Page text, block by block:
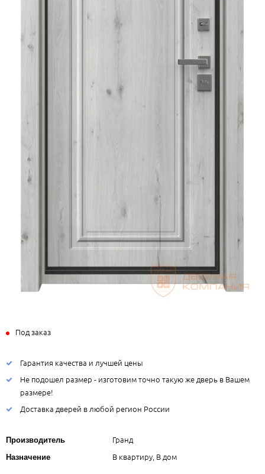
Под заказ
Гарантия качества и лучшей цены
Не подошел размер - изготовим точно такую же дверь в Вашем
размере!
Доставка дверей в любой регион России
Производитель Гранд
Назначение В квартиру, В дом